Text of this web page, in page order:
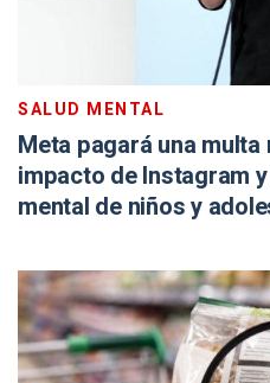
SALUD MENTAL
Meta pagará una
impacto de Instagram
mental de niños y